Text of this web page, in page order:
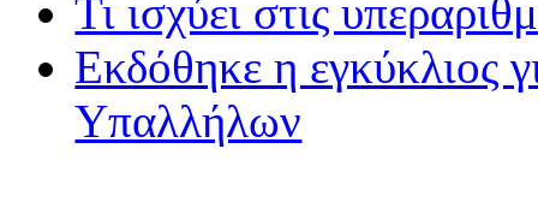
Τι ισχύει στις
Εκδόθηκε η εγκύκλιος
Υπαλλήλων